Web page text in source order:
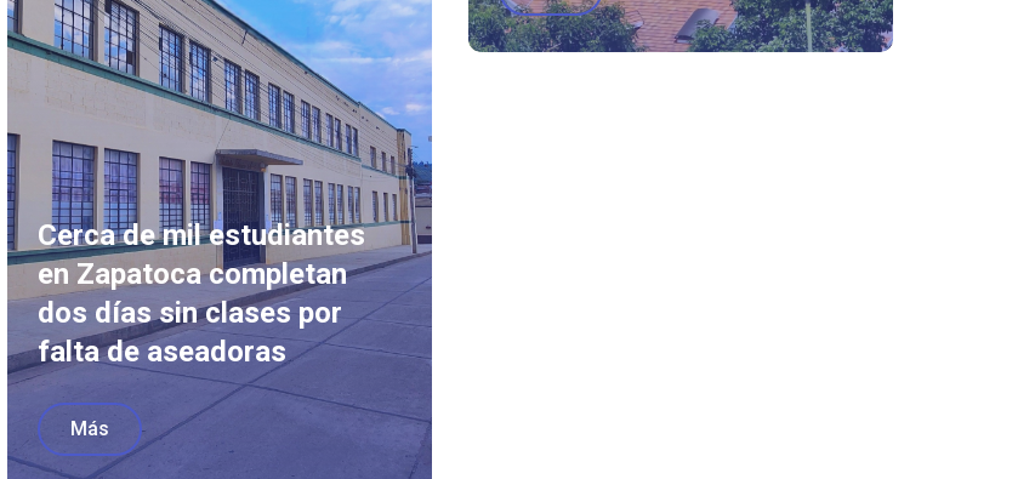
Cerca de mil estudiantes
en Zapatoca completan
dos días sin clases por
falta de aseadoras
Más